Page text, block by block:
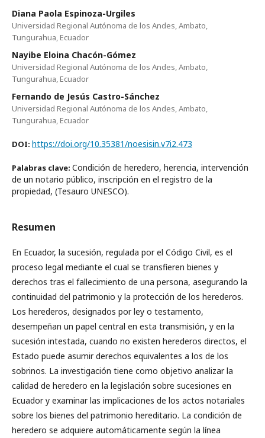
Diana Paola Espinoza-Urgiles
Universidad Regional Autónoma de los Andes, Ambato,
Tungurahua, Ecuador
Nayibe Eloina Chacón-Gómez
Universidad Regional Autónoma de los Andes, Ambato,
Tungurahua, Ecuador
Fernando de Jesús Castro-Sánchez
Universidad Regional Autónoma de los Andes, Ambato,
Tungurahua, Ecuador
DOI: https://doi.org/10.35381/noesisin.v7i2.473
Palabras clave: Condición de heredero, herencia, intervención
de un notario público, inscripción en el registro de la
propiedad, (Tesauro UNESCO).
Resumen
En Ecuador, la sucesión, regulada por el Código Civil, es el
proceso legal mediante el cual se transfieren bienes y
derechos tras el fallecimiento de una persona, asegurando la
continuidad del patrimonio y la protección de los herederos.
Los herederos, designados por ley o testamento,
desempeñan un papel central en esta transmisión, y en la
sucesión intestada, cuando no existen herederos directos, el
Estado puede asumir derechos equivalentes a los de los
sobrinos. La investigación tiene como objetivo analizar la
calidad de heredero en la legislación sobre sucesiones en
Ecuador y examinar las implicaciones de los actos notariales
sobre los bienes del patrimonio hereditario. La condición de
heredero se adquiere automáticamente según la línea